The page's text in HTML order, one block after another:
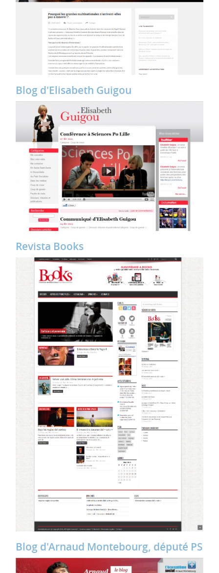
Blog d'Elisabeth Guigou
Revista Books
Blog d'Arnaud Montebourg, député PS